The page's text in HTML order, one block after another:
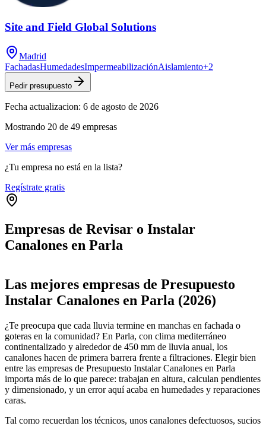
Site and Field Global Solutions
Madrid
FachadasHumedadesImpermeabilizaciónAislamiento+2
Pedir presupuesto
Fecha actualizacion: 6 de agosto de 2026
Mostrando 20 de 49 empresas
Ver más empresas
¿Tu empresa no está en la lista?
Regístrate gratis
Empresas de Revisar o Instalar
Canalones en Parla
+
−
Las mejores empresas de Presupuesto
Instalar Canalones en Parla (2026)
¿Te preocupa que cada lluvia termine en manchas en fachada o
goteras en la comunidad? En Parla, con clima mediterráneo
continentalizado y alrededor de 450 mm de lluvia anual, los
canalones hacen de primera barrera frente a filtraciones. Elegir bien
entre las empresas de Presupuesto Instalar Canalones en Parla
importa más de lo que parece: trabajan en altura, calculan pendientes
y dimensionado, y un error aquí acaba en humedades y reparaciones
caras.
Tal como recuerdan los técnicos, unos canalones defectuosos, sucios